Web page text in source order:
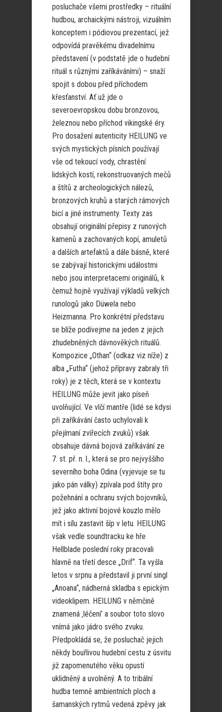
posluchače všemi prostředky – rituální
hudbou, archaickými nástroji, vizuálním
konceptem i pódiovou prezentací, jež
odpovídá pravěkému divadelnímu
představení (v podstatě jde o hudební
rituál s různými zaříkáváními) – snaží
spojit s dobou před příchodem
křesťanství. Ať už jde o
severoevropskou dobu bronzovou,
železnou nebo příchod vikingské éry.
Pro dosažení autenticity HEILUNG ve
svých mystických písních používají
vše od tekoucí vody, chrastění
lidských kostí, rekonstruovaných mečů
a štítů z archeologických nálezů,
bronzových kruhů a starých rámových
bicí a jiné instrumenty. Texty zas
obsahují originální přepisy z runových
kamenů a zachovaných kopí, amuletů
a dalších artefaktů a dále básně, které
se zabývají historickými událostmi
nebo jsou interpretacemi originálů, k
čemuž hojně využívají výkladů velkých
runologů jako Düwela nebo
Heizmanna. Pro konkrétní představu
se blíže podívejme na jeden z jejich
zhudebněných dávnověkých rituálů.
Kompozice „Othan“ (odkaz viz níže) z
alba „Futha“ (jehož přípravy zabraly tři
roky) je z těch, která se v kontextu
HEILUNG může jevit jako píseň
uvolňující. Ve vlčí mantře (lidé se kdysi
při zaříkávání často uchylovali k
přejímaní zvířecích zvuků) však
obsahuje dávná bojová zaříkávání ze
7. st. př. n. l., která se pro nejvyššího
severního boha Odina (vyjevuje se tu
jako pán války) zpívala pod štíty pro
požehnání a ochranu svých bojovníků,
jež jako aktivní bojové kouzlo mělo
mít i sílu zastavit šíp v letu. HEILUNG
však vedle soundtracku ke hře
Hellblade poslední roky pracovali
hlavně na třetí desce „Drif“. Ta vyšla
letos v srpnu a představil ji první singl
„Anoana“, nádherná skladba s epickým
videoklipem. HEILUNG v němčině
znamená ‚léčení’ a soubor toto slovo
vnímá jako jádro svého zvuku.
Předpokládá se, že posluchač jejich
někdy bouřlivou hudební cestu z úsvitu
již zapomenutého věku opustí
uklidněný a uvolněný. A to tribální
hudba temně ambientních ploch a
šamanských rytmů vedená zpěvy jak